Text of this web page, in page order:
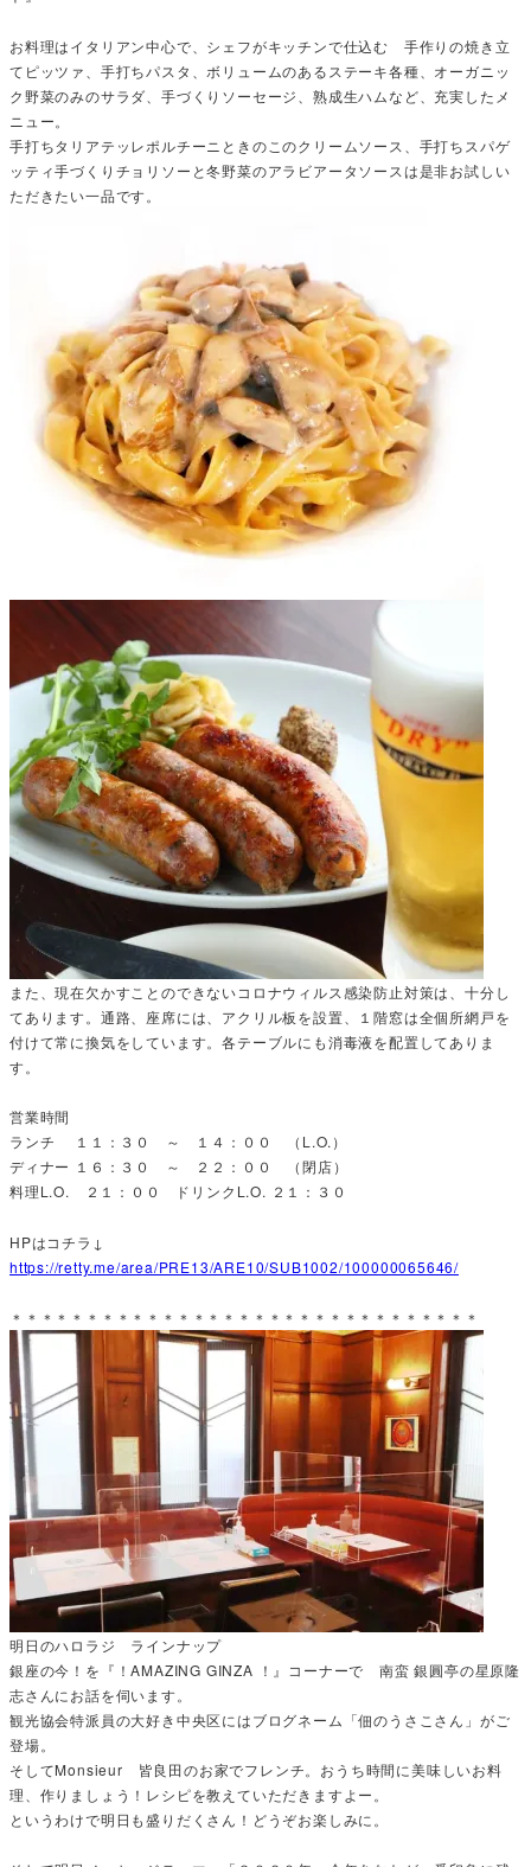
お料理はイタリアン中心で、シェフがキッチンで仕込む 手作りの焼き立
てピッツァ、手打ちパスタ、ボリュームのあるステーキ各種、オーガニッ
ク野菜のみのサラダ、手づくりソーセージ、熟成生ハムなど、充実したメ
ニュー。
手打ちタリアテッレポルチーニときのこのクリームソース、手打ちスパゲ
ッティ手づくりチョリソーと冬野菜のアラビアータソースは是非お試しい
ただきたい一品です。
また、現在欠かすことのできないコロナウィルス感染防止対策は、十分し
てあります。通路、座席には、アクリル板を設置、１階窓は全個所網戸を
付けて常に換気をしています。各テーブルにも消毒液を配置してありま
す。
営業時間
ランチ １１：３０ ～ １４：００ （L.O.）
ディナー １６：３０ ～ ２２：００ （閉店）
料理L.O. ２１：００ ドリンクL.O. ２１：３０
HPはコチラ↓
https://retty.me/area/PRE13/ARE10/SUB1002/100000065646/
＊＊＊＊＊＊＊＊＊＊＊＊＊＊＊＊＊＊＊＊＊＊＊＊＊＊＊＊＊＊＊
明日のハロラジ ラインナップ
銀座の今！を『！AMAZING GINZA ！』コーナーで 南蛮 銀圓亭の星原隆
志さんにお話を伺います。
観光協会特派員の大好き中央区にはブログネーム「佃のうさこさん」がご
登場。
そしてMonsieur 皆良田のお家でフレンチ。おうち時間に美味しいお料
理、作りましょう！レシピを教えていただきますよー。
というわけで明日も盛りだくさん！どうぞお楽しみに。